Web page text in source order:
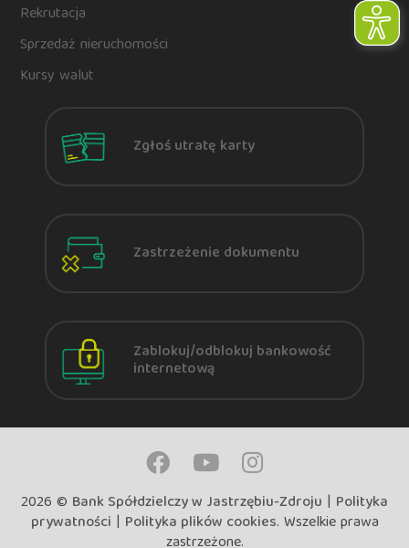
Rekrutacja
Sprzedaż nieruchomości
Kursy walut
Zgłoś utratę karty
Zastrzeżenie dokumentu
Zablokuj/odblokuj bankowość
internetową
2026 © Bank Spółdzielczy w Jastrzębiu-Zdroju | Polityka
prywatności | Polityka plików cookies. Wszelkie prawa